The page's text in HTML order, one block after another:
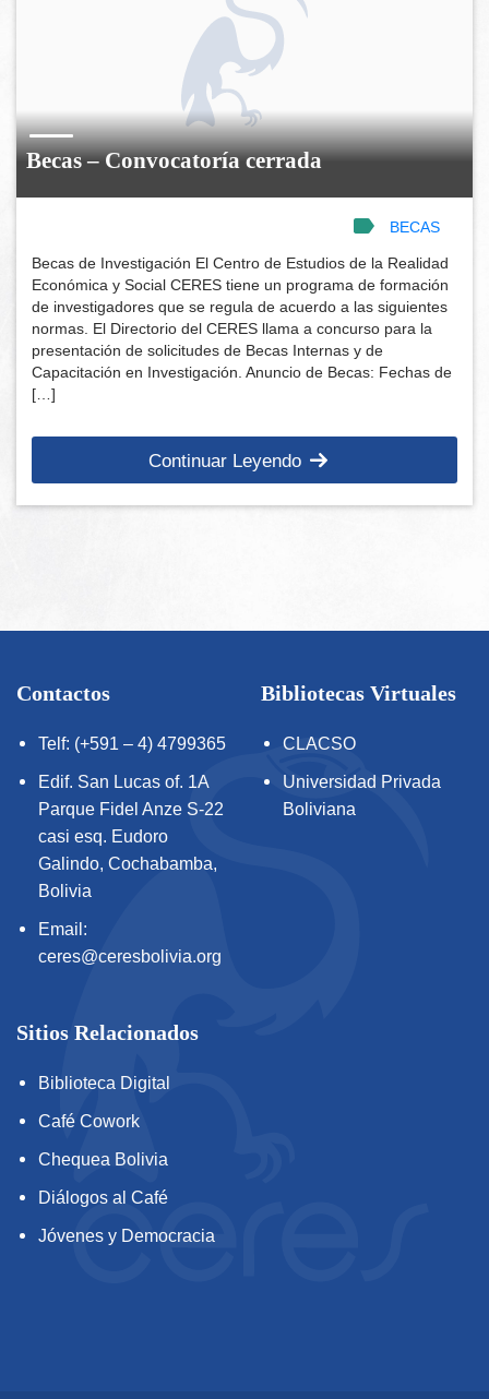
Becas – Convocatoría cerrada
BECAS
Becas de Investigación El Centro de Estudios de la Realidad
Económica y Social CERES tiene un programa de formación
de investigadores que se regula de acuerdo a las siguientes
normas. El Directorio del CERES llama a concurso para la
presentación de solicitudes de Becas Internas y de
Capacitación en Investigación. Anuncio de Becas: Fechas de
[…]
Continuar Leyendo
Contactos
Telf: (+591 – 4) 4799365
Edif. San Lucas of. 1A
Parque Fidel Anze S-22
casi esq. Eudoro
Galindo, Cochabamba,
Bolivia
Email:
ceres@ceresbolivia.org
Bibliotecas Virtuales
CLACSO
Universidad Privada
Boliviana
Sitios Relacionados
Biblioteca Digital
Café Cowork
Chequea Bolivia
Diálogos al Café
Jóvenes y Democracia